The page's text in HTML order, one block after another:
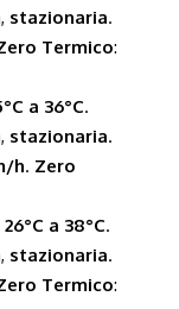
stazionaria.
Termico:
a 36°C.
stazionaria.
h. Zero
26°C a 38°C.
stazionaria.
Termico: